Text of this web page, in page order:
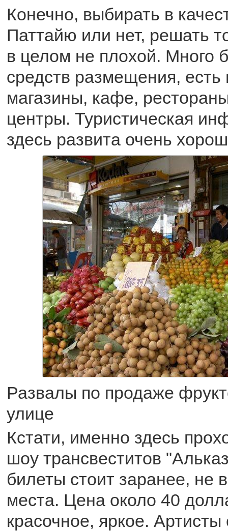
Конечно, выбирать в
Паттайю или нет, решать
в целом не плохой. Много
средств размещения, есть
магазины, кафе,
центры. Туристическая
здесь развита очень
Развалы по продаже
улице
Кстати, именно здесь
шоу трансвеститов
билеты стоит заранее, не
места. Цена около 40
красочное, яркое.